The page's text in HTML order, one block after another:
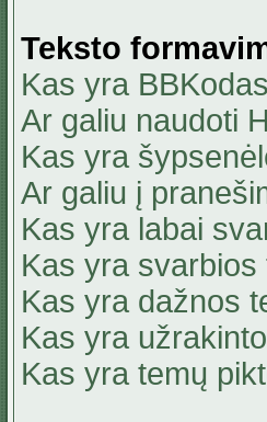
Teksto
Kas yra
Ar galiu naudoti
Kas yra
Ar galiu į
Kas yra labai
Kas yra svarbios
Kas yra dažnos
Kas yra
Kas yra temų